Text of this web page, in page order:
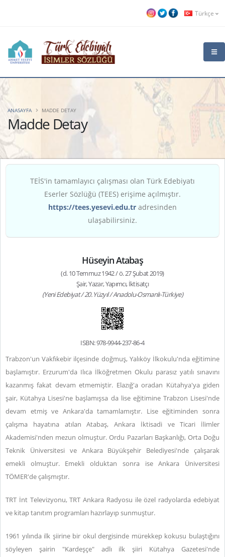
Türkçe
Madde Detay
ANASAYFA MADDE DETAY
TEİS'in tamamlayıcı çalışması olan Türk Edebiyatı
Eserler Sözlüğü (TEES) erişime açılmıştır.
https://tees.yesevi.edu.tr adresinden
ulaşabilirsiniz.
Hüseyin Atabaş
(d. 10 Temmuz 1942 / ö. 27 Şubat 2019)
Şair, Yazar, Yapımcı, İktisatçı
(Yeni Edebiyat / 20. Yüzyıl / Anadolu-Osmanlı-Türkiye)
ISBN: 978-9944-237-86-4
Trabzon'un Vakfıkebir ilçesinde doğmuş, Yalıköy İlkokulu'nda eğitimine
başlamıştır. Erzurum'da Ilıca İlköğretmen Okulu parasız yatılı sınavını
kazanmış fakat devam etmemiştir. Elazığ'a oradan Kütahya'ya giden
şair, Kütahya Lisesi'ne başlamışsa da lise eğitimine Trabzon Lisesi'nde
devam etmiş ve Ankara'da tamamlamıştır. Lise eğitiminden sonra
çalışma hayatına atılan Atabaş, Ankara İktisadi ve Ticari İlimler
Akademisi'nden mezun olmuştur. Ordu Pazarları Başkanlığı, Orta Doğu
Teknik Üniversitesi ve Ankara Büyükşehir Belediyesi'nde çalışarak
emekli olmuştur. Emekli olduktan sonra ise Ankara Üniversitesi
TÖMER'de çalışmıştır.
TRT İnt Televizyonu, TRT Ankara Radyosu ile özel radyolarda edebiyat
ve kitap tanıtım programları hazırlayıp sunmuştur.
1961 yılında ilk şiirine bir okul dergisinde mürekkep kokusu bulaştığını
söyleyen şairin "Kardeşçe" adlı ilk şiiri Kütahya Gazetesi'nde